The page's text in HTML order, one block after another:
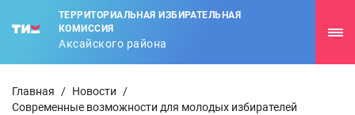
ТЕРРИТОРИАЛЬНАЯ ИЗБИРАТЕЛЬНАЯ
КОМИССИЯ
Аксайского района
Главная / Новости
/
Современные возможности для молодых избирателей